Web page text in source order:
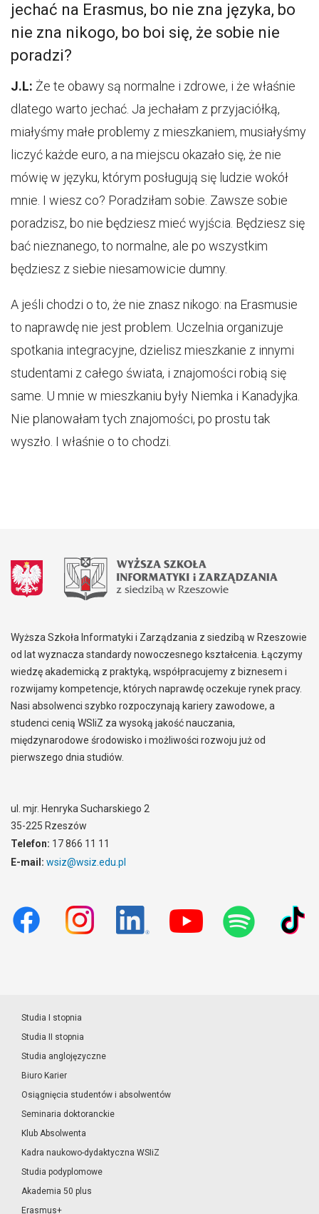
jechać na Erasmus, bo nie zna języka, bo
nie zna nikogo, bo boi się, że sobie nie
poradzi?
J.L: Że te obawy są normalne i zdrowe, i że właśnie
dlatego warto jechać. Ja jechałam z przyjaciółką,
miałyśmy małe problemy z mieszkaniem, musiałyśmy
liczyć każde euro, a na miejscu okazało się, że nie
mówię w języku, którym posługują się ludzie wokół
mnie. I wiesz co? Poradziłam sobie. Zawsze sobie
poradzisz, bo nie będziesz mieć wyjścia. Będziesz się
bać nieznanego, to normalne, ale po wszystkim
będziesz z siebie niesamowicie dumny.
A jeśli chodzi o to, że nie znasz nikogo: na Erasmusie
to naprawdę nie jest problem. Uczelnia organizuje
spotkania integracyjne, dzielisz mieszkanie z innymi
studentami z całego świata, i znajomości robią się
same. U mnie w mieszkaniu były Niemka i Kanadyjka.
Nie planowałam tych znajomości, po prostu tak
wyszło. I właśnie o to chodzi.
Wyższa Szkoła Informatyki i Zarządzania z siedzibą w Rzeszowie
od lat wyznacza standardy nowoczesnego kształcenia. Łączymy
wiedzę akademicką z praktyką, współpracujemy z biznesem i
rozwijamy kompetencje, których naprawdę oczekuje rynek pracy.
Nasi absolwenci szybko rozpoczynają kariery zawodowe, a
studenci cenią WSIiZ za wysoką jakość nauczania,
międzynarodowe środowisko i możliwości rozwoju już od
pierwszego dnia studiów.
ul. mjr. Henryka Sucharskiego 2
35-225 Rzeszów
Telefon: 17 866 11 11
E-mail: wsiz@wsiz.edu.pl
Studia I stopnia
Studia II stopnia
Studia anglojęzyczne
Biuro Karier
Osiągnięcia studentów i absolwentów
Seminaria doktoranckie
Klub Absolwenta
Kadra naukowo-dydaktyczna WSIiZ
Studia podyplomowe
Akademia 50 plus
Erasmus+